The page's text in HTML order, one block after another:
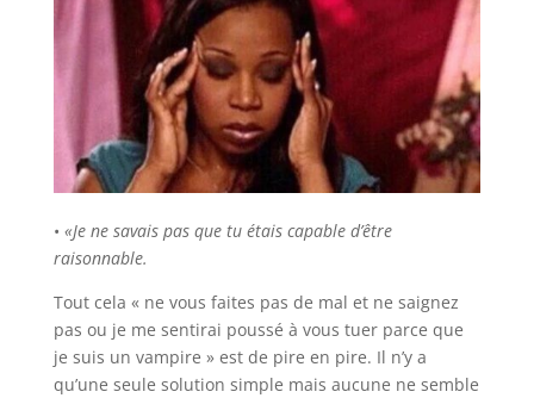
• «Je ne savais pas que tu étais capable d’être
raisonnable.
Tout cela « ne vous faites pas de mal et ne saignez
pas ou je me sentirai poussé à vous tuer parce que
je suis un vampire » est de pire en pire. Il n’y a
qu’une seule solution simple mais aucune ne semble